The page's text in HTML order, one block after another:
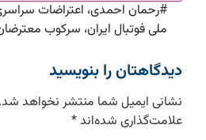
#رحمان احمدی، اعتراضات
ملی فوتبال ایران، سرکوب
دیدگاهتان را بنویسید
نشانی ایمیل شما منتشر نخواهد شد.
علامت‌گذاری شده‌اند*